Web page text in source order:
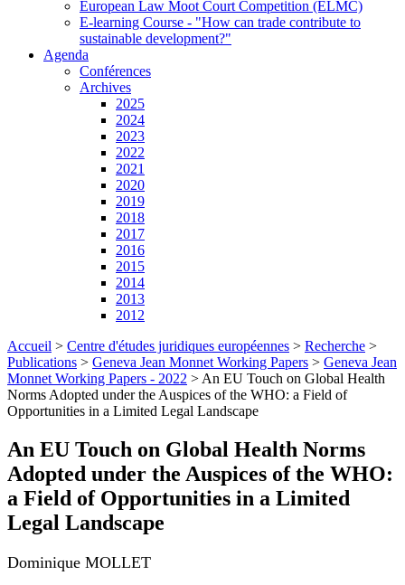
European Law Moot Court Competition (ELMC)
E-learning Course - "How can trade contribute to
sustainable development?"
Agenda
Conférences
Archives
2025
2024
2023
2022
2021
2020
2019
2018
2017
2016
2015
2014
2013
2012
Accueil > Centre d'études juridiques européennes > Recherche >
Publications > Geneva Jean Monnet Working Papers > Geneva Jean
Monnet Working Papers - 2022 > An EU Touch on Global Health
Norms Adopted under the Auspices of the WHO: a Field of
Opportunities in a Limited Legal Landscape
An EU Touch on Global Health Norms
Adopted under the Auspices of the WHO:
a Field of Opportunities in a Limited
Legal Landscape
Dominique MOLLET